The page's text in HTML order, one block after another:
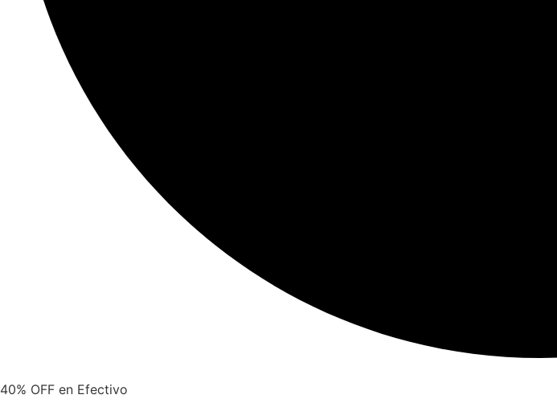
40% OFF en Efectivo